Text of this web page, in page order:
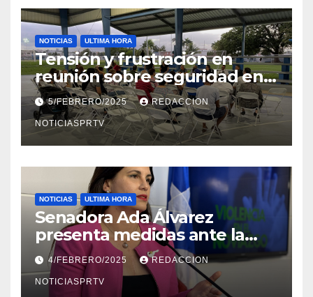
NOTICIAS ULTIMA HORA
Tensión y frustración en
reunión sobre seguridad en
Reparto Metropolitano
5/FEBRERO/2025 REDACCION
NOTICIASPRTV
NOTICIAS ULTIMA HORA
Senadora Ada Álvarez
presenta medidas ante la
violencia en el noviazgo
4/FEBRERO/2025 REDACCION
NOTICIASPRTV